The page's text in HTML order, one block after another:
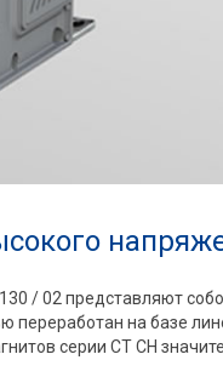
/ 02 представляют
переработан на базе
серии CT CH